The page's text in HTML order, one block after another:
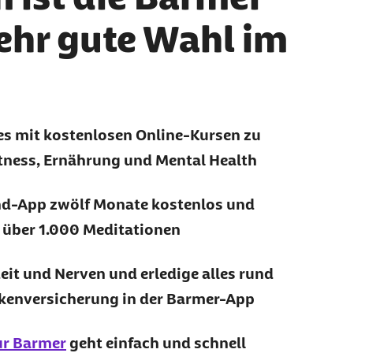
gute Wahl im
mit kostenlosen Online-Kursen zu
Ernährung und Mental Health
App zwölf Monate kostenlos und
1.000 Meditationen
und Nerven und erledige alles rund
in der Barmer-App
Barmer geht einfach und schnell